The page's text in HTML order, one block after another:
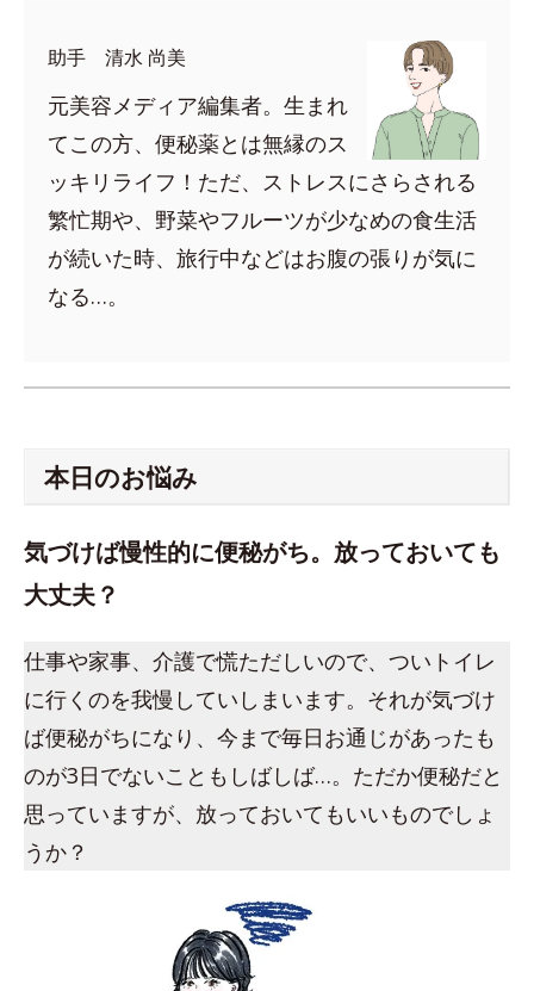
助手 清水 尚美
元美容メディア編集者。生まれ
てこの方、便秘薬とは無縁のス
ッキリライフ！ただ、ストレスにさらされる
繁忙期や、野菜やフルーツが少なめの食生活
が続いた時、旅行中などはお腹の張りが気に
なる…。
本日のお悩み
気づけば慢性的に便秘がち。放っておいても
大丈夫？
仕事や家事、介護で慌ただしいので、ついトイレ
に行くのを我慢していしまいます。それが気づけ
ば便秘がちになり、今まで毎日お通じがあったも
のが3日でないこともしばしば…。ただか便秘だと
思っていますが、放っておいてもいいものでしょ
うか？